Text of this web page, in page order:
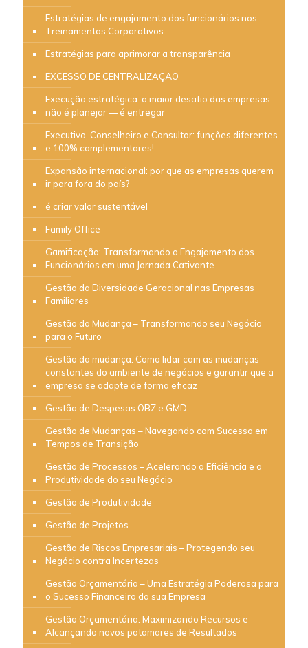
Estratégias de engajamento dos funcionários nos
Treinamentos Corporativos
Estratégias para aprimorar a transparência
EXCESSO DE CENTRALIZAÇÃO
Execução estratégica: o maior desafio das empresas
não é planejar — é entregar
Executivo, Conselheiro e Consultor: funções diferentes
e 100% complementares!
Expansão internacional: por que as empresas querem
ir para fora do país?
é criar valor sustentável
Family Office
Gamificação: Transformando o Engajamento dos
Funcionários em uma Jornada Cativante
Gestão da Diversidade Geracional nas Empresas
Familiares
Gestão da Mudança – Transformando seu Negócio
para o Futuro
Gestão da mudança: Como lidar com as mudanças
constantes do ambiente de negócios e garantir que a
empresa se adapte de forma eficaz
Gestão de Despesas OBZ e GMD
Gestão de Mudanças – Navegando com Sucesso em
Tempos de Transição
Gestão de Processos – Acelerando a Eficiência e a
Produtividade do seu Negócio
Gestão de Produtividade
Gestão de Projetos
Gestão de Riscos Empresariais – Protegendo seu
Negócio contra Incertezas
Gestão Orçamentária – Uma Estratégia Poderosa para
o Sucesso Financeiro da sua Empresa
Gestão Orçamentária: Maximizando Recursos e
Alcançando novos patamares de Resultados